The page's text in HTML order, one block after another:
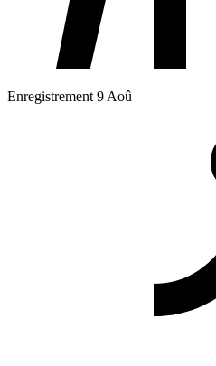
Enregistrement 9 Aoû